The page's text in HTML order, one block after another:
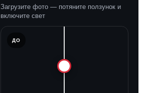
Загрузите фото — потяните ползунок и
включите свет
ДО